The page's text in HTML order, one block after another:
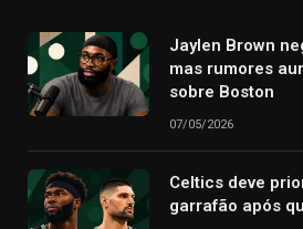
Jaylen Brown
mas rumores
sobre Boston
07/05/2026
Celtics deve
garrafão após